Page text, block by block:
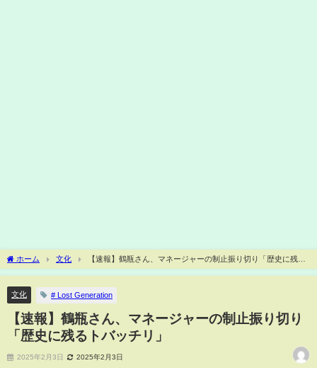
ホーム 文化
【速報】鶴瓶さん、マネージャーの制止振り切り「歴史に残る
トバッチリ」
文化 # Lost Generation
【速報】鶴瓶さん、マネージャーの制止振り切り
「歴史に残るトバッチリ」
2025年2月3日 2025年2月3日